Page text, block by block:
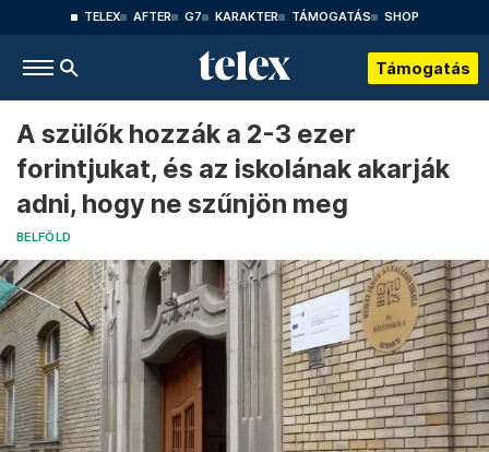
TELEX AFTER G7 KARAKTER TÁMOGATÁS SHOP
Támogatás
A szülők hozzák a 2-3 ezer
forintjukat, és az iskolának akarják
adni, hogy ne szűnjön meg
BELFÖLD